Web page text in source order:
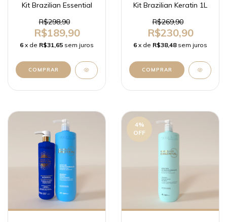
Kit Brazilian Essential
R$298,90
R$189,90
6 x de R$31,65 sem juros
Kit Brazilian Keratin 1L
R$269,90
R$230,90
6 x de R$38,48 sem juros
4%
OFF